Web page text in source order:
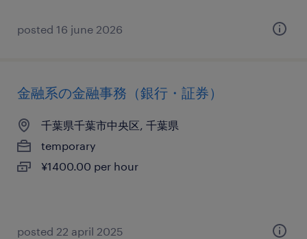
posted 16 june 2026
金融系の金融事務（銀行・証券）
千葉県千葉市中央区, 千葉県
temporary
¥1400.00 per hour
posted 22 april 2025